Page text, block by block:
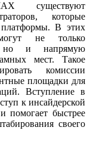
существуют
которые
платформы. В этих
не только
но и напрямую
мест. Такое
комиссии
площадки для
Вступление в
к инсайдерской
помогает быстрее
своего